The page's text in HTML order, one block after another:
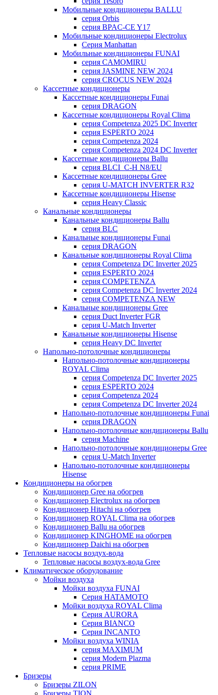
Мобильные кондиционеры BALLU
серия Orbis
серия BPAC-CE Y17
Мобильные кондиционеры Electrolux
Cерия Manhattan
Мобильные кондиционеры FUNAI
серия CAMOMIRU
серия JASMINE NEW 2024
серия CROCUS NEW 2024
Кассетные кондиционеры
Кассетные кондиционеры Funai
серия DRAGON
Кассетные кондиционеры Royal Clima
серия Competenza 2025 DC Inverter
серия ESPERTO 2024
серия Competenza 2024
серия Competenza 2024 DC Inverter
Кассетные кондиционеры Ballu
серия BLCI_C-H N8/EU
Кассетные кондиционеры Gree
серия U-MATCH INVERTER R32
Кассетные кондиционеры Hisense
серия Heavy Classic
Канальные кондиционеры
Канальные кондиционеры Ballu
серия BLC
Канальные кондиционеры Funai
серия DRAGON
Канальные кондиционеры Royal Clima
серия Competenza DC Inverter 2025
серия ESPERTO 2024
серия COMPETENZA
серия Competenza DC Inverter 2024
серия COMPETENZA NEW
Канальные кондиционеры Gree
серия Duct Inverter FGR
серия U-Match Inverter
Канальные кондиционеры Hisense
серия Heavy DC Inverter
Напольно-потолочные кондиционеры
Напольно-потолочные кондиционеры
ROYAL Clima
серия Competenza DC Inverter 2025
серия ESPERTO 2024
серия Competenza 2024
серия Competenza DC Inverter 2024
Напольно-потолочные кондиционеры Funai
серия DRAGON
Напольно-потолочные кондиционеры Ballu
серия Machine
Напольно-потолочные кондиционеры Gree
серия U-Match Inverter
Напольно-потолочные кондиционеры
Hisense
Кондиционеры на обогрев
Кондиционер Gree на обогрев
Кондиционер Electrolux на обогрев
Кондиционер Hitachi на обогрев
Кондиционер ROYAL Clima на обогрев
Кондиционер Ballu на обогрев
Кондиционер KINGHOME на обогрев
Кондиционер Daichi на обогрев
Тепловые насосы воздух-вода
Тепловые насосы воздух-вода Gree
Климатическое оборудование
Мойки воздуха
Мойки воздуха FUNAI
Серия HATAMOTO
Мойки воздуха ROYAL Clima
Серия AURORA
Серия BIANCO
Серия INCANTO
Мойки воздуха WINIA
серия MAXIMUM
серия Modern Plazma
серия PRIME
Бризеры
Бризеры ZILON
Бризеры TION